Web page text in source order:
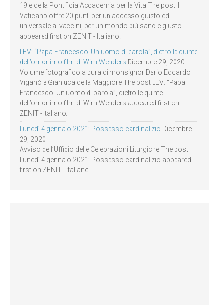
19 e della Pontificia Accademia per la Vita The post Il
Vaticano offre 20 punti per un accesso giusto ed
universale ai vaccini, per un mondo più sano e giusto
appeared first on ZENIT - Italiano.
LEV: “Papa Francesco. Un uomo di parola”, dietro le quinte
dell’omonimo film di Wim Wenders Dicembre 29, 2020
Volume fotografico a cura di monsignor Dario Edoardo
Viganò e Gianluca della Maggiore The post LEV: “Papa
Francesco. Un uomo di parola”, dietro le quinte
dell’omonimo film di Wim Wenders appeared first on
ZENIT - Italiano.
Lunedì 4 gennaio 2021: Possesso cardinalizio Dicembre
29, 2020
Avviso dell’Ufficio delle Celebrazioni Liturgiche The post
Lunedì 4 gennaio 2021: Possesso cardinalizio appeared
first on ZENIT - Italiano.